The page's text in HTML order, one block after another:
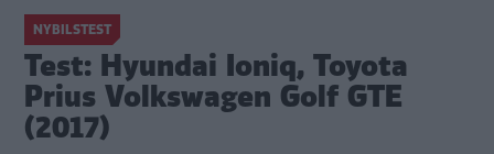
NYBILSTEST
Test: Hyundai Ioniq, Toyota
Prius Volkswagen Golf GTE
(2017)